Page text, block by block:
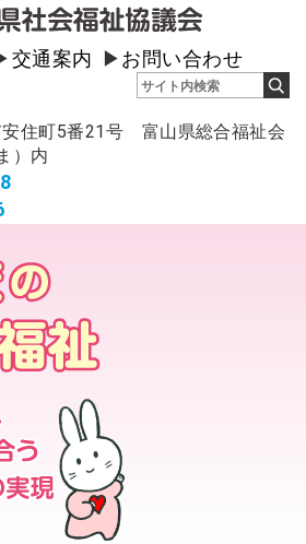
交通案内
お問い合わせ
住町5番21号 富山県総合福祉会
）内